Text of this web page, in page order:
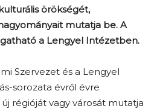
örökségét,
mutatja be. A
a Lengyel Intézetben.
Szervezet és a Lengyel
sorozata évről évre
régióját vagy városát mutatja